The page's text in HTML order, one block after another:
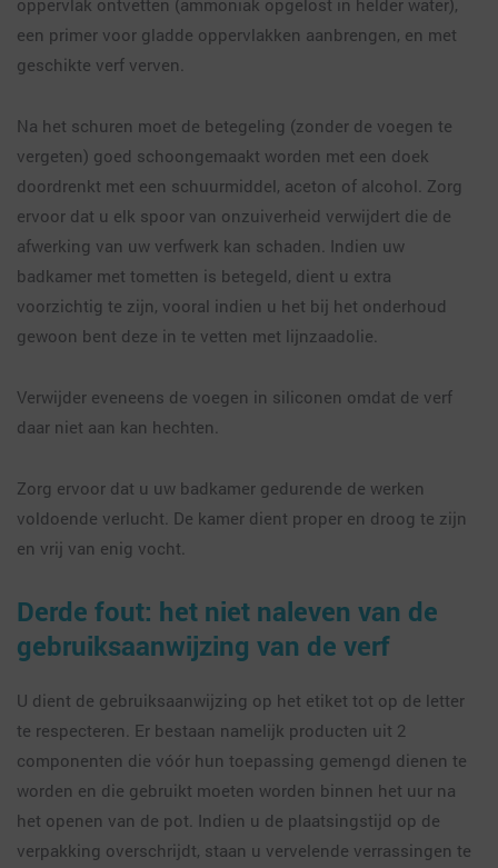
oppervlak ontvetten (ammoniak opgelost in helder water),
een primer voor gladde oppervlakken aanbrengen, en met
geschikte verf verven.
Na het schuren moet de betegeling (zonder de voegen te
vergeten) goed schoongemaakt worden met een doek
doordrenkt met een schuurmiddel, aceton of alcohol. Zorg
ervoor dat u elk spoor van onzuiverheid verwijdert die de
afwerking van uw verfwerk kan schaden. Indien uw
badkamer met tometten is betegeld, dient u extra
voorzichtig te zijn, vooral indien u het bij het onderhoud
gewoon bent deze in te vetten met lijnzaadolie.
Verwijder eveneens de voegen in siliconen omdat de verf
daar niet aan kan hechten.
Zorg ervoor dat u uw badkamer gedurende de werken
voldoende verlucht. De kamer dient proper en droog te zijn
en vrij van enig vocht.
Derde fout: het niet naleven van de
gebruiksaanwijzing van de verf
U dient de gebruiksaanwijzing op het etiket tot op de letter
te respecteren. Er bestaan namelijk producten uit 2
componenten die vóór hun toepassing gemengd dienen te
worden en die gebruikt moeten worden binnen het uur na
het openen van de pot. Indien u de plaatsingstijd op de
verpakking overschrijdt, staan u vervelende verrassingen te